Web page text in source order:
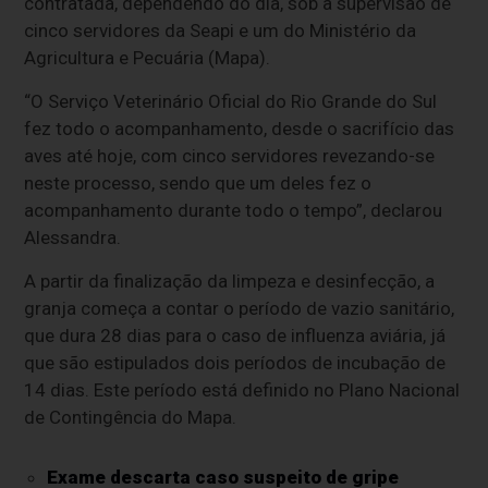
cinco servidores da Seapi e um do Ministério da
Agricultura e Pecuária (Mapa).
“O Serviço Veterinário Oficial do Rio Grande do Sul
fez todo o acompanhamento, desde o sacrifício das
aves até hoje, com cinco servidores revezando-se
neste processo, sendo que um deles fez o
acompanhamento durante todo o tempo”, declarou
Alessandra.
A partir da finalização da limpeza e desinfecção, a
granja começa a contar o período de vazio sanitário,
que dura 28 dias para o caso de influenza aviária, já
que são estipulados dois períodos de incubação de
14 dias. Este período está definido no Plano Nacional
de Contingência do Mapa.
Exame descarta caso suspeito de gripe